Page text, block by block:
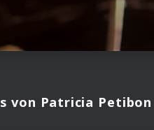
von Patricia Petibon